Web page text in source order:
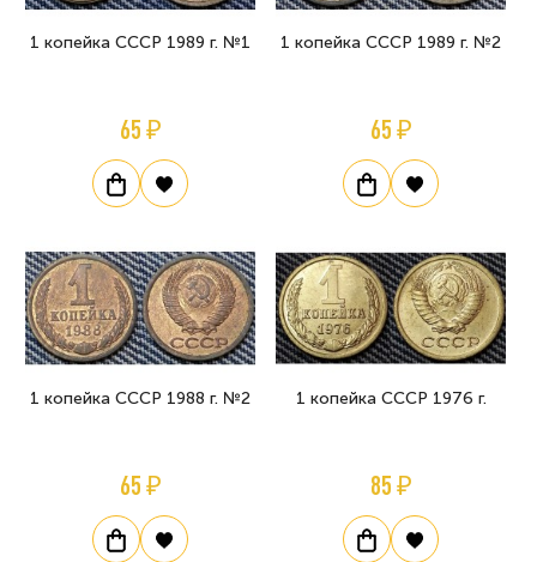
1 копейка СССР 1989 г. №1
65 ₽
1 копейка СССР 1989 г. №2
65 ₽
1 копейка СССР 1988 г. №2
65 ₽
1 копейка СССР 1976 г.
85 ₽